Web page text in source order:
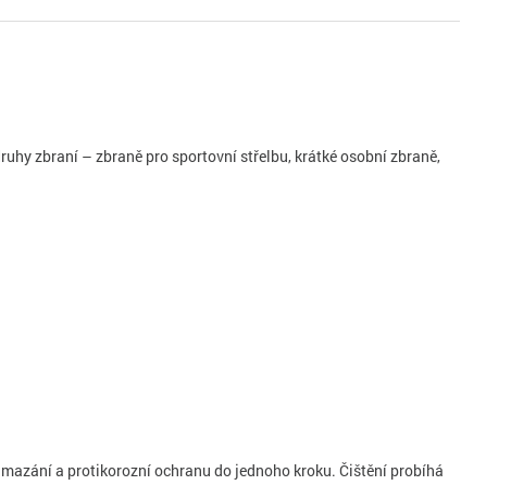
zbraní – zbraně pro sportovní střelbu, krátké osobní zbraně,
a protikorozní ochranu do jednoho kroku. Čištění probíhá